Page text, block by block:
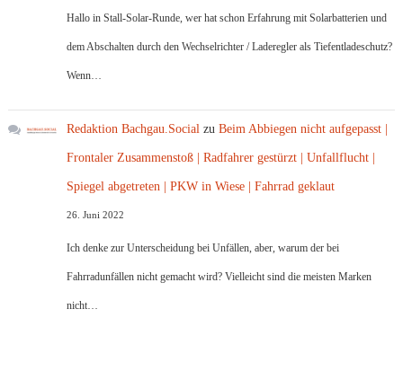
Hallo in Stall-Solar-Runde, wer hat schon Erfahrung mit Solarbatterien und
dem Abschalten durch den Wechselrichter / Laderegler als Tiefentladeschutz?
Wenn…
Redaktion Bachgau.Social zuBeim Abbiegen nicht aufgepasst |
Frontaler Zusammenstoß | Radfahrer gestürzt | Unfallflucht |
Spiegel abgetreten | PKW in Wiese | Fahrrad geklaut
26. Juni 2022
Ich denke zur Unterscheidung bei Unfällen, aber, warum der bei
Fahrradunfällen nicht gemacht wird? Vielleicht sind die meisten Marken
nicht…